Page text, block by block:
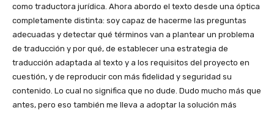
como traductora jurídica. Ahora abordo el texto desde una óptica
completamente distinta: soy capaz de hacerme las preguntas
adecuadas y detectar qué términos van a plantear un problema
de traducción y por qué, de establecer una estrategia de
traducción adaptada al texto y a los requisitos del proyecto en
cuestión, y de reproducir con más fidelidad y seguridad su
contenido. Lo cual no significa que no dude. Dudo mucho más que
antes, pero eso también me lleva a adoptar la solución más